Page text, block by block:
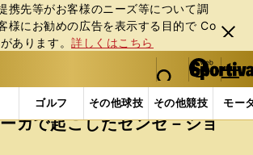
携先等がお客様のニーズ等について調
様にお勧めの広告を表⽰する⽬的で Co
あります。詳しくはこちら
閉じ
る
web Sportiva (webスポルティーバ)
検索
マイペ
ー
ジ
メニュ
ゴルフ その他球技 その他競技 モー
事一覧 海外サッカー 海外サッカー
ガで起こしたセンセ－ショ